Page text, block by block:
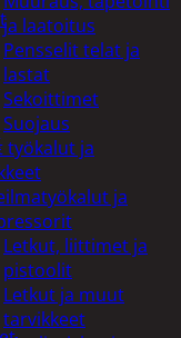
ja laatoitus
Pensselit telat ja
lastat
Sekoittimet
Suojaus
työkalut ja
ja
Letkut, liittimet ja
pistoolit
Letkut ja muut
tarvikkeet